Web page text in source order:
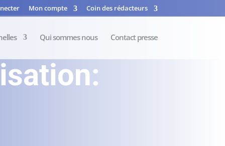
Mon compte Coin des rédacteurs
Qui sommes nous Contact presse